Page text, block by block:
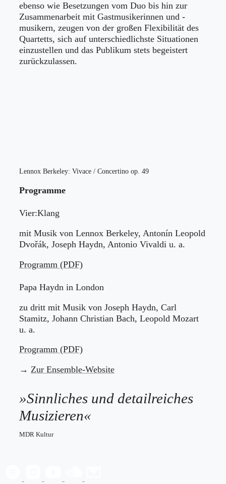
ebenso wie Besetzungen vom Duo bis hin zur
Zusammenarbeit mit Gastmusikerinnen und -
musikern, zeugen von der großen Flexibilität des
Quartetts, sich auf unterschiedlichste Situationen
einzustellen und das Publikum stets begeistert
zurückzulassen.
Lennox Berkeley: Vivace / Concertino op. 49
Programme
Vier:Klang
mit Musik von Lennox Berkeley, Antonín Leopold
Dvořák, Joseph Haydn, Antonio Vivaldi u. a.
Programm (PDF)
Papa Haydn in London
zu dritt mit Musik von Joseph Haydn, Carl
Stamitz, Johann Christian Bach, Leopold Mozart
u. a.
Programm (PDF)
→ Zur Ensemble-Website
»Sinnliches und detailreiches
Musizieren«
MDR Kultur